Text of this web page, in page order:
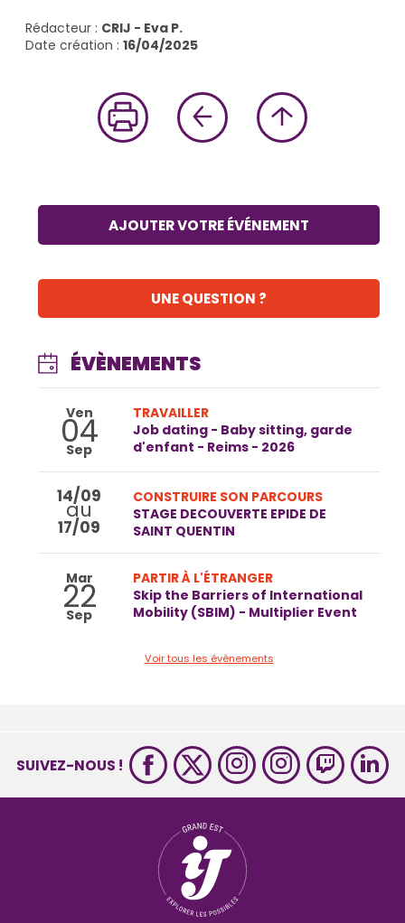
Rédacteur : CRIJ - Eva P.
Date création : 16/04/2025
AJOUTER VOTRE ÉVÉNEMENT
UNE QUESTION ?
ÉVÈNEMENTS
Ven
04
Sep
TRAVAILLER
Job dating - Baby sitting, garde
d'enfant - Reims - 2026
14/09
au
17/09
CONSTRUIRE SON PARCOURS
STAGE DECOUVERTE EPIDE DE
SAINT QUENTIN
Mar
22
Sep
PARTIR À L'ÉTRANGER
Skip the Barriers of International
Mobility (SBIM) - Multiplier Event
Voir tous les évènements
SUIVEZ-NOUS !